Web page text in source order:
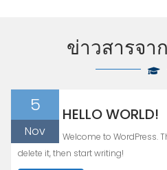
ข่าวสารจา
5
Nov
HELLO WORLD!
Welcome to WordPress.
delete it, then start writing!